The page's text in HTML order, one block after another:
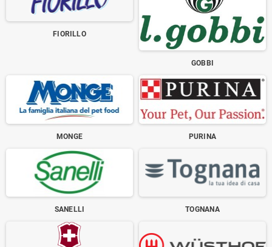
FIORILLO
GOBBI
MONGE PURINA
SANELLI TOGNANA